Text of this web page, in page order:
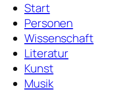
Start
Personen
Wissenschaft
Literatur
Kunst
Musik